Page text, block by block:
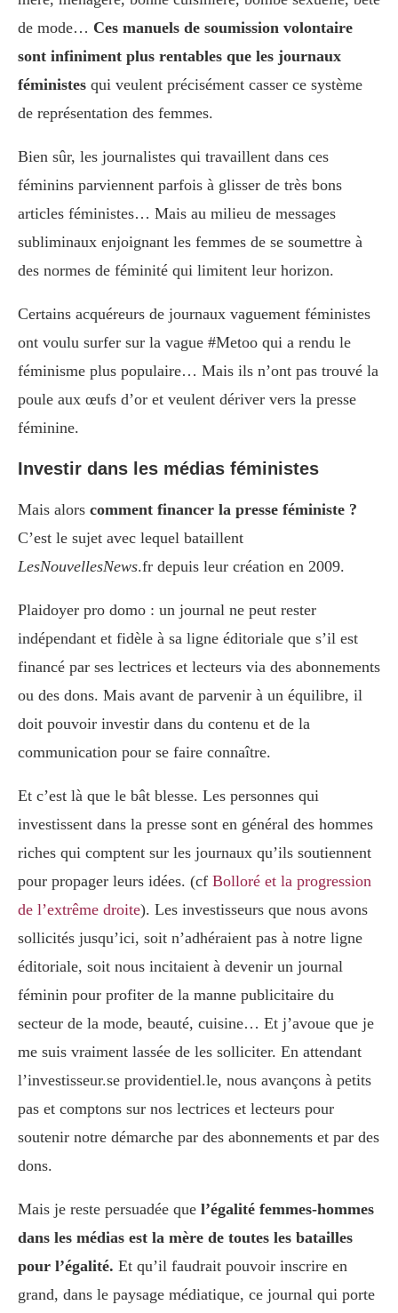
de mode… Ces manuels de soumission volontaire
sont infiniment plus rentables que les journaux
féministes qui veulent précisément casser ce système
de représentation des femmes.
Bien sûr, les journalistes qui travaillent dans ces
féminins parviennent parfois à glisser de très bons
articles féministes… Mais au milieu de messages
subliminaux enjoignant les femmes de se soumettre à
des normes de féminité qui limitent leur horizon.
Certains acquéreurs de journaux vaguement féministes
ont voulu surfer sur la vague #Metoo qui a rendu le
féminisme plus populaire… Mais ils n’ont pas trouvé la
poule aux œufs d’or et veulent dériver vers la presse
féminine.
Investir dans les médias féministes
Mais alors comment financer la presse féministe ?
C’est le sujet avec lequel bataillent
LesNouvellesNews.fr depuis leur création en 2009.
Plaidoyer pro domo : un journal ne peut rester
indépendant et fidèle à sa ligne éditoriale que s’il est
financé par ses lectrices et lecteurs via des abonnements
ou des dons. Mais avant de parvenir à un équilibre, il
doit pouvoir investir dans du contenu et de la
communication pour se faire connaître.
Et c’est là que le bât blesse. Les personnes qui
investissent dans la presse sont en général des hommes
riches qui comptent sur les journaux qu’ils soutiennent
pour propager leurs idées. (cf Bolloré et la progression
de l’extrême droite). Les investisseurs que nous avons
sollicités jusqu’ici, soit n’adhéraient pas à notre ligne
éditoriale, soit nous incitaient à devenir un journal
féminin pour profiter de la manne publicitaire du
secteur de la mode, beauté, cuisine… Et j’avoue que je
me suis vraiment lassée de les solliciter. En attendant
l’investisseur.se providentiel.le, nous avançons à petits
pas et comptons sur nos lectrices et lecteurs pour
soutenir notre démarche par des abonnements et par des
dons.
Mais je reste persuadée que l’égalité femmes-hommes
dans les médias est la mère de toutes les batailles
pour l’égalité. Et qu’il faudrait pouvoir inscrire en
grand, dans le paysage médiatique, ce journal qui porte